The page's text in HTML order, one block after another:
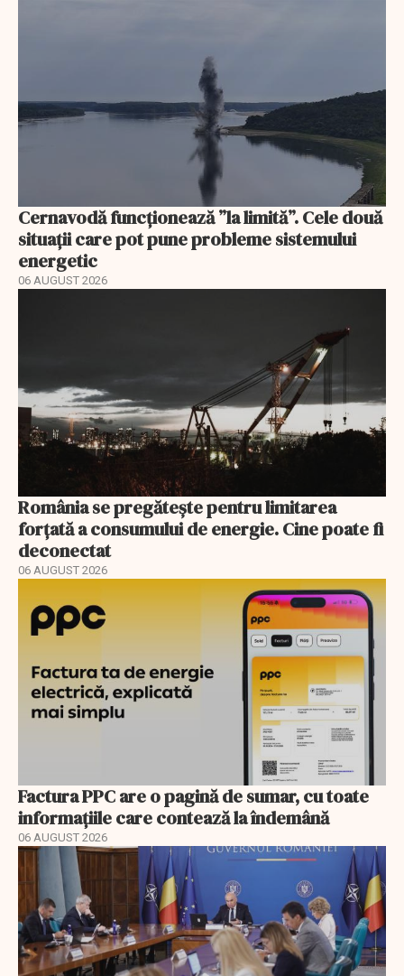
Cernavodă funcționează ”la limită”. Cele două
situații care pot pune probleme sistemului
energetic
06 AUGUST 2026
România se pregătește pentru limitarea
forțată a consumului de energie. Cine poate fi
deconectat
06 AUGUST 2026
Factura PPC are o pagină de sumar, cu toate
informațiile care contează la îndemână
06 AUGUST 2026